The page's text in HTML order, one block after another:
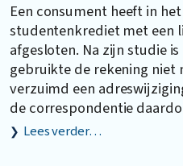
Een consument heeft in
studentenkrediet met een
afgesloten. Na zijn studie
gebruikte de rekening niet
verzuimd een
de correspondentie
Lees verder…